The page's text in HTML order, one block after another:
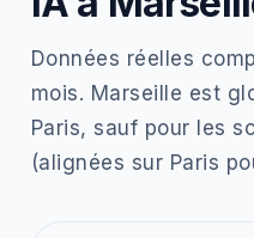
Données réelles
mois. Marseille est
Paris, sauf pour les
(alignées sur Paris